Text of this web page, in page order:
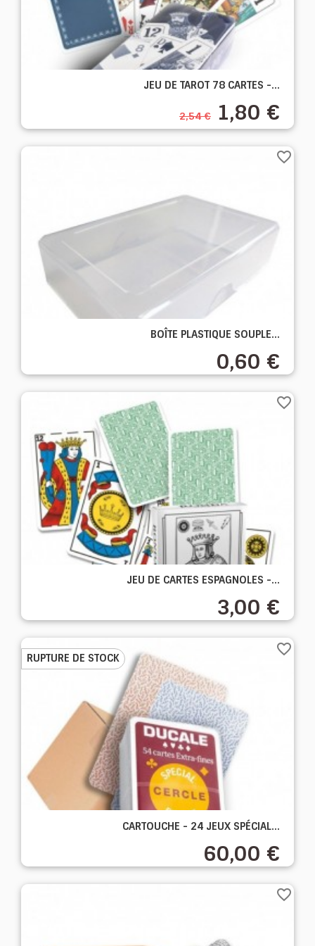
JEU DE TAROT 78 CARTES -...
2,54 € 1,80 €
BOÎTE PLASTIQUE SOUPLE...
0,60 €
favorite_border
JEU DE CARTES ESPAGNOLES -...
3,00 €
favorite_border
CARTOUCHE - 24 JEUX SPÉCIAL...
60,00 €
RUPTURE DE STOCK
favorite_border
favorite_border